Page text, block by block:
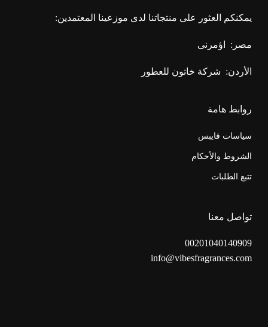
يمكنكم العثور على منتجاتنا لدى موزعينا المعتمدين:
مصر: اؤمرنى
الأردن: شركة خاتون للعطور
روابط هامة
سياسات فايبس
الشروط والأحكام
تتبع الطلبات
تواصل معنا
00201040140909
info@vibesfragrances.com